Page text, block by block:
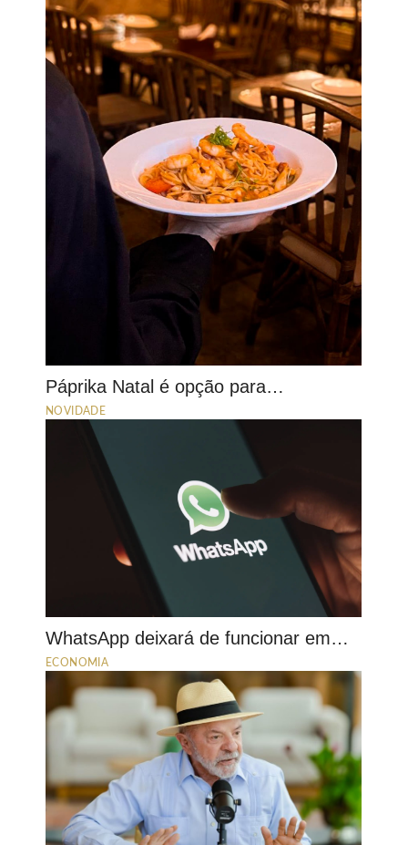
Páprika Natal é opção para…
NOVIDADE
WhatsApp deixará de funcionar em…
ECONOMIA